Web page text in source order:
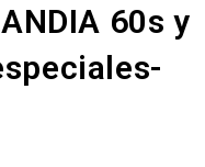
60s y